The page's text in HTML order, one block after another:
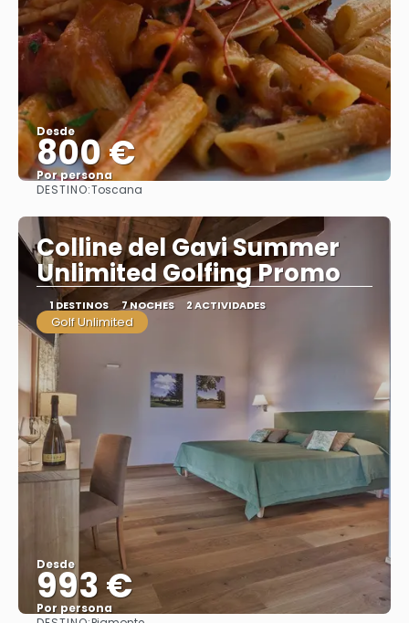
Desde
800 €
Por persona
DESTINO:Toscana
Colline del Gavi Summer
Unlimited Golfing Promo
1 DESTINOS 7 NOCHES 2 ACTIVIDADES
Golf Unlimited
Desde
993 €
Por persona